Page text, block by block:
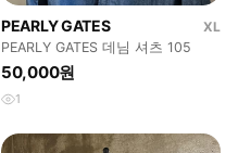
PEARLY GATES
XL
PEARLY GATES 데님 셔츠 105
50,000원
1